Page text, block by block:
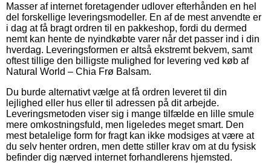
Masser af internet foretagender udlover efterhånden en hel
del forskellige leveringsmodeller. En af de mest anvendte er
i dag at få bragt ordren til en pakkeshop, fordi du dermed
nemt kan hente de nyindkøbte varer når det passer ind i din
hverdag. Leveringsformen er altså ekstremt bekvem, samt
oftest tillige den billigste mulighed for levering ved køb af
Natural World – Chia Frø Balsam.
Du burde alternativt vælge at få ordren leveret til din
lejlighed eller hus eller til adressen på dit arbejde.
Leveringsmetoden viser sig i mange tilfælde en lille smule
mere omkostningsfuld, men ligeledes meget smart. Den
mest betalelige form for fragt kan ikke modsiges at være at
du selv henter ordren, men dette stiller krav om at du fysisk
befinder dig nærved internet forhandlerens hjemsted.